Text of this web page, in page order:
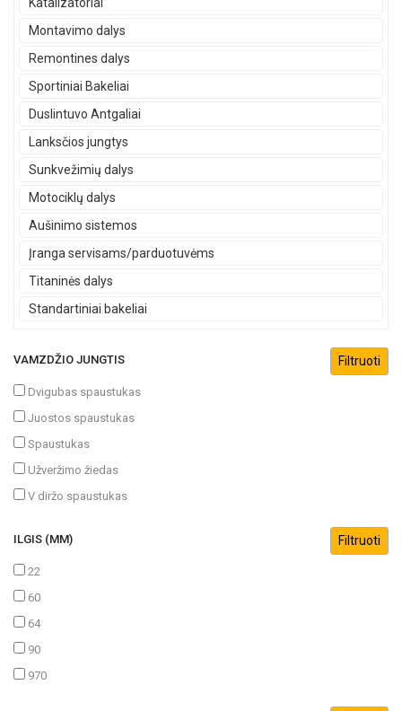
Montavimo dalys
Remontines dalys
Sportiniai Bakeliai
Duslintuvo Antgaliai
Lanksčios jungtys
Sunkvežimių dalys
Motociklų dalys
Aušinimo sistemos
Įranga servisams/parduotuvėms
Titaninės dalys
Standartiniai bakeliai
VAMZDŽIO JUNGTIS
Dvigubas spaustukas
Juostos spaustukas
Spaustukas
Užveržimo žiedas
V diržo spaustukas
ILGIS (MM)
22
60
64
90
970